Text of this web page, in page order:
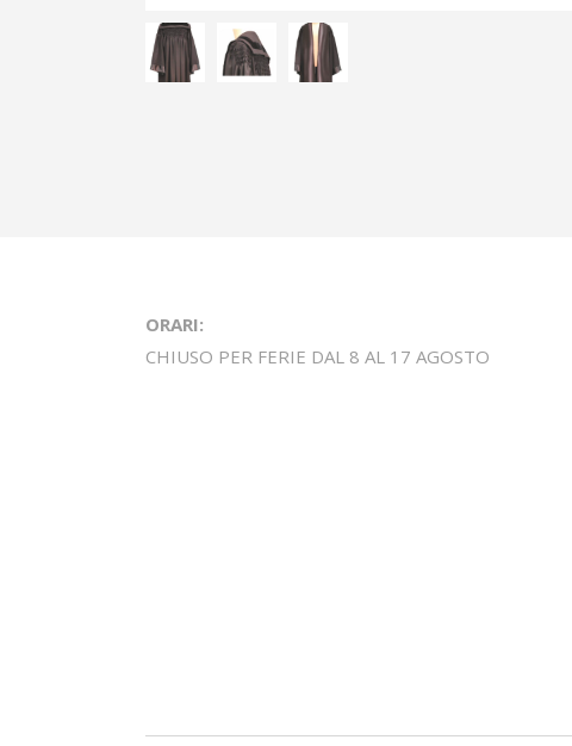
ORARI:
CHIUSO PER FERIE DAL 8 AL 17 AGOSTO